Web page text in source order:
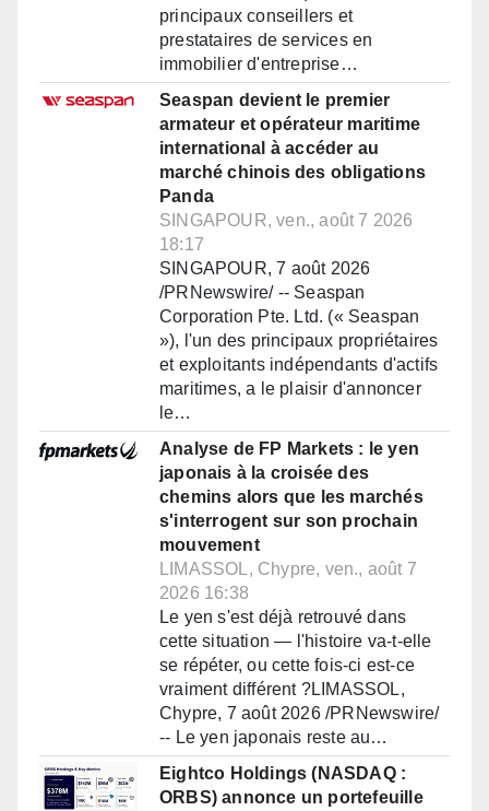
principaux conseillers et
prestataires de services en
immobilier d'entreprise…
Seaspan devient le premier
armateur et opérateur maritime
international à accéder au
marché chinois des obligations
Panda
SINGAPOUR, ven., août 7 2026
18:17
SINGAPOUR, 7 août 2026
/PRNewswire/ -- Seaspan
Corporation Pte. Ltd. (« Seaspan
»), l'un des principaux propriétaires
et exploitants indépendants d'actifs
maritimes, a le plaisir d'annoncer
le…
Analyse de FP Markets : le yen
japonais à la croisée des
chemins alors que les marchés
s'interrogent sur son prochain
mouvement
LIMASSOL, Chypre, ven., août 7
2026 16:38
Le yen s'est déjà retrouvé dans
cette situation — l'histoire va-t-elle
se répéter, ou cette fois-ci est-ce
vraiment différent ?LIMASSOL,
Chypre, 7 août 2026 /PRNewswire/
-- Le yen japonais reste au…
Eightco Holdings (NASDAQ :
ORBS) annonce un portefeuille